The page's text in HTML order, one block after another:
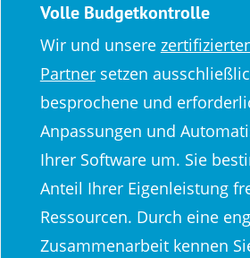
Volle Budgetkontrolle
Wir und unsere
Partnersetzen
besprochene und
Anpassungen und
Ihrer Software um. Sie
Anteil Ihrer Eigenleistung
Ressourcen. Durch eine
Zusammenarbeit kennen